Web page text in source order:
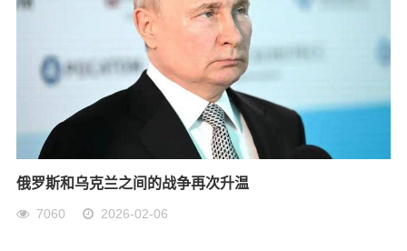
俄罗斯和乌克兰之间的战争再次升温
7060 2026-02-06